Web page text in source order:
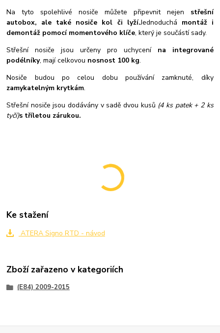
Na tyto spolehlivé nosiče můžete připevnit nejen střešní
autobox, ale také nosiče kol či lyží.Jednoduchá montáž i
demontáž pomocí momentového klíče, který je součástí sady.
Střešní nosiče jsou určeny pro uchycení na integrované
podélníky, mají celkovou nosnost 100 kg.
Nosiče budou po celou dobu používání zamknuté, díky
zamykatelným krytkám.
Střešní nosiče jsou dodávány v sadě dvou kusů (4 ks patek + 2 ks
tyčí)s tříletou zárukou.
Ke stažení
ATERA Signo RTD - návod
Zboží zařazeno v kategoriích
(E84) 2009-2015